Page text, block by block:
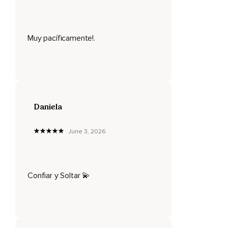
Como esa energía,
Muy pacíficamente!.
Daniela
June 3, 2026
Confiar y Soltar 💫